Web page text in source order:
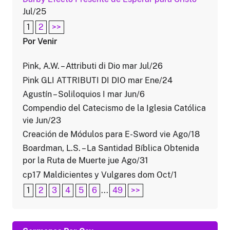
Jul/25
1
2
>>
Por Venir
Pink, A.W. – Attributi di Dio mar Jul/26
Pink GLI ATTRIBUTI DI DIO mar Ene/24
Agustín – Soliloquios I mar Jun/6
Compendio del Catecismo de la Iglesia Católica
vie Jun/23
Creación de Módulos para E-Sword vie Ago/18
Boardman, L.S. – La Santidad Bíblica Obtenida
por la Ruta de Muerte jue Ago/31
cp17 Maldicientes y Vulgares dom Oct/1
1
2 3 4 5 6 ... 49 >>